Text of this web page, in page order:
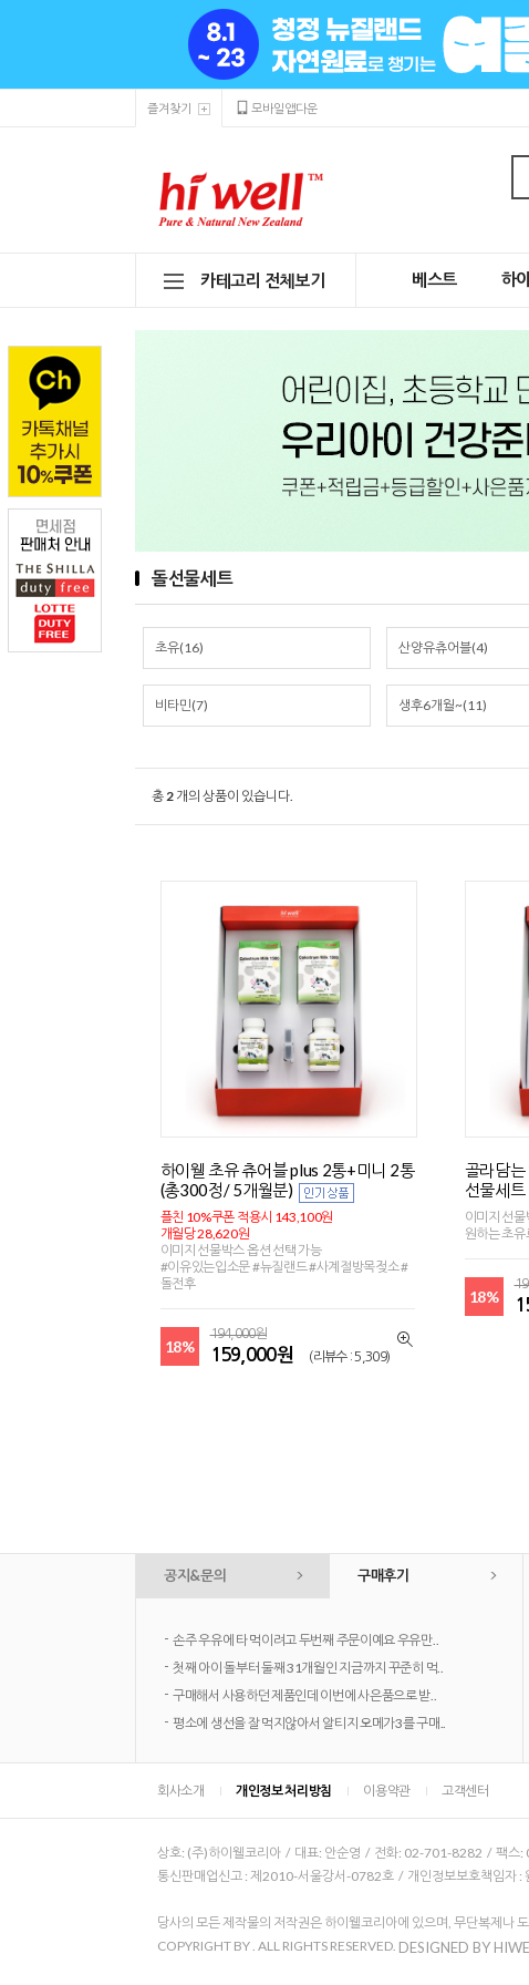
즐겨찾기 모바일앱다운
카테고리 전체보기 베스트 하
돌선물세트
초유(16) 산양유츄어블(4)
비타민(7) 생후6개월~(11)
총2 개의 상품이 있습니다.
하이웰 초유 츄어블 plus 2통+미니 2통
(총300정/ 5개월분)
플친 10%쿠폰 적용시 143,100원
개월당 28,620원
이미지 선물박스 옵션 선택 가능
#이유있는입소문 #뉴질랜드 #사계절방목젖소 #
돌전후
18%
194,000원
159,000원 (리뷰수 : 5,309)
골라담는
선물세트
이미지 선
원하는 초
18%
공지&문의 구매후기
- 손주 우유에 타 먹이려고 두번째 주문이예요 우유만..
- 첫째 아이 돌부터 둘째 31개월인 지금까지 꾸준히 먹..
- 구매해서 사용하던 제품인데 이번에 사은품으로 받..
- 평소에 생선을 잘 먹지않아서 알티지 오메가3를 구매..
회사소개 개인정보 처리방침 이용약관 고객센터
상호: (주)하이웰코리아 / 대표: 안순영 / 전화: 02-701-8282 / 팩
통신판매업신고 : 제2010-서울강서-0782호 / 개인정보보호책임자 :
당사의 모든 제작물의 저작권은 하이웰코리아에 있으며, 무단복제나
COPYRIGHT BY. ALL RIGHTS RESERVED. DESIGNED BY